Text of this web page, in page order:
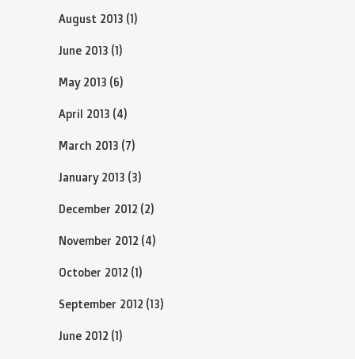
August 2013 (1)
June 2013 (1)
May 2013 (6)
April 2013 (4)
March 2013 (7)
January 2013 (3)
December 2012 (2)
November 2012 (4)
October 2012 (1)
September 2012 (13)
June 2012 (1)